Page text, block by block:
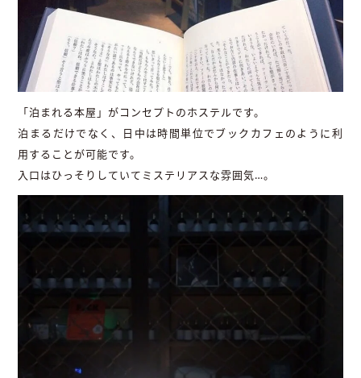
「泊まれる本屋」がコンセプトのホステルです。
泊まるだけでなく、日中は時間単位でブックカフェのように利
用することが可能です。
入口はひっそりしていてミステリアスな雰囲気…。